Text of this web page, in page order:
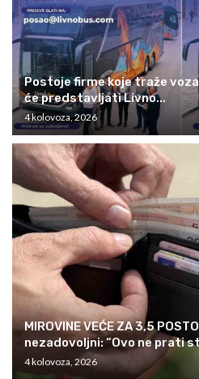
Postoje firme koje traže
će predstavljati Livno...
4 kolovoza, 2026
MIROVINE VEĆE ZA 3,5
nezadovoljni: “Ovo ne prati
4 kolovoza, 2026